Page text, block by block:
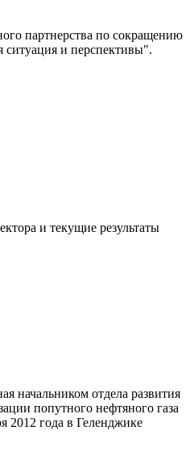
партнерства по сокращению
ситуация и перспективы".
и текущие результаты
начальником отдела развития
попутного нефтяного газа
2012 года в Геленджике